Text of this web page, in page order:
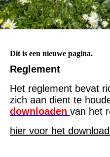
Dit is een nieuwe pagina.
Reglement
Het reglement bevat
zich aan dient te
downloaden van het
hier voor het